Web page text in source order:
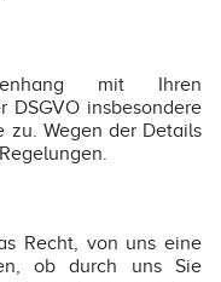
mit Ihren
DSGVO insbesondere
zu. Wegen der Details
Recht, von uns eine
ob durch uns Sie